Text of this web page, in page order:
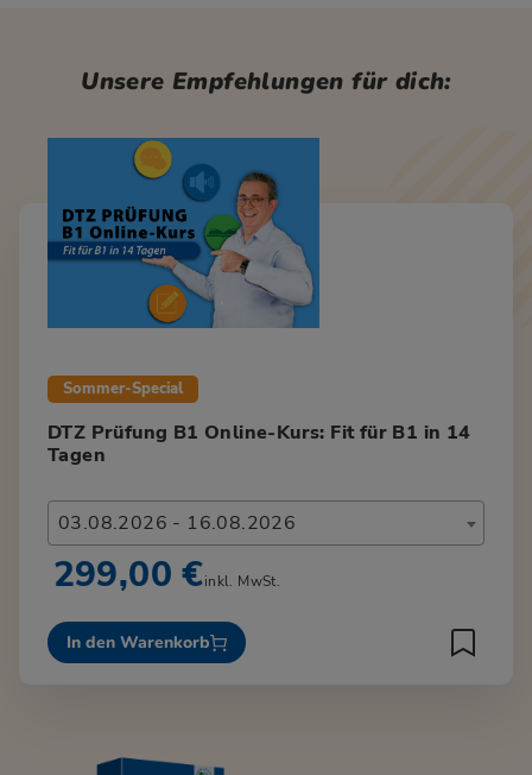
Unsere Empfehlungen für dich:
Sommer-Special
DTZ Prüfung B1 Online-Kurs: Fit für B1 in 14
Tagen
03.08.2026 - 16.08.2026
299,00 €inkl. MwSt.
In den Warenkorb